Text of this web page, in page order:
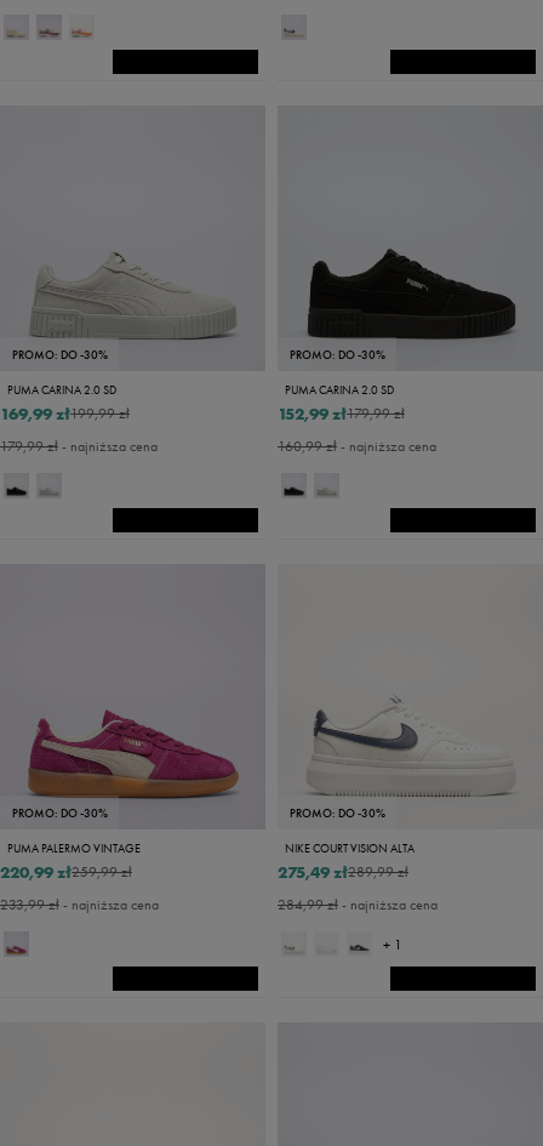
PROMO: DO -30%
PUMA CARINA 2.0 SD
199,99 zł
169,99 zł
179,99 zł- najniższa cena
PROMO: DO -30%
PUMA CARINA 2.0 SD
179,99 zł
152,99 zł
160,99 zł- najniższa cena
PROMO: DO -30%
PUMA PALERMO VINTAGE
259,99 zł
220,99 zł
233,99 zł- najniższa cena
PROMO: DO -30%
NIKE COURT VISION ALTA
289,99 zł
275,49 zł
284,99 zł- najniższa cena
+ 1